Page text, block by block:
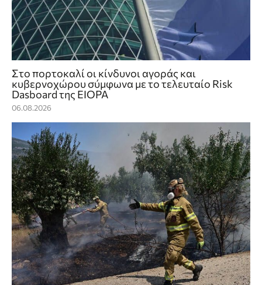
Στο πορτοκαλί οι κίνδυνοι αγοράς και
κυβερνοχώρου σύμφωνα με το τελευταίο Risk
Dasboard της EIOPA
06.08.2026